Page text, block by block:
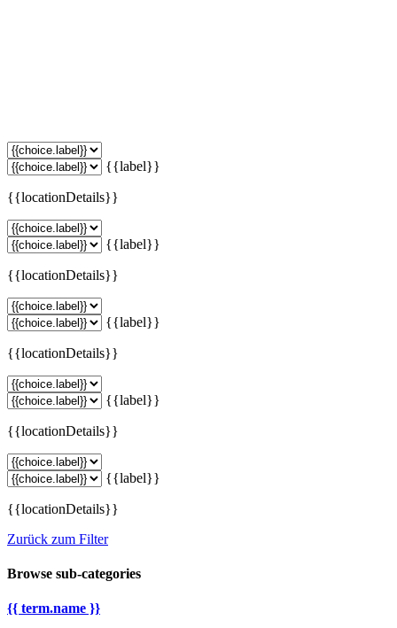
{{label}}
{{locationDetails}}
{{label}}
{{locationDetails}}
{{label}}
{{locationDetails}}
{{label}}
{{locationDetails}}
{{label}}
{{locationDetails}}
Zurück zum Filter
Browse sub-categories
{{ term.name }}